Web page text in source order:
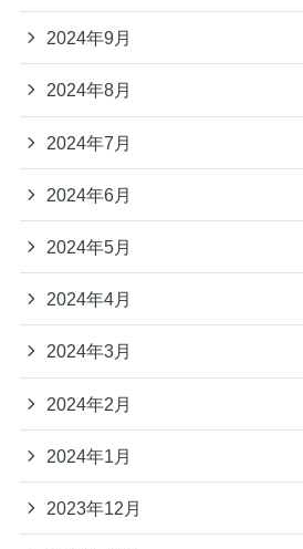
2024年9月
2024年8月
2024年7月
2024年6月
2024年5月
2024年4月
2024年3月
2024年2月
2024年1月
2023年12月